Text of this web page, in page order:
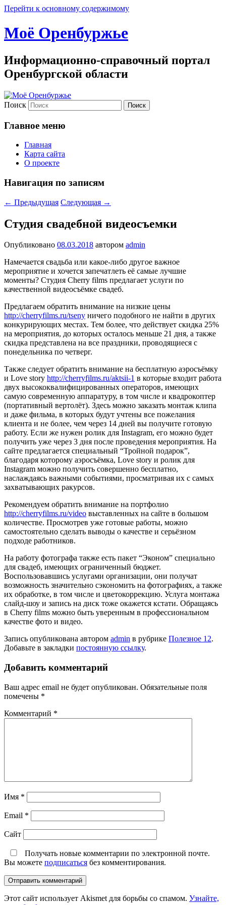
Перейти к основному содержимому
Моё Оренбуржье
Информационно-справочный портал
Оренбургской области
Поиск
Главное меню
Главная
Карта сайта
О проекте
Навигация по записям
← Предыдущая Следующая →
Студия свадебной видеосъемки
Опубликовано 08.03.2018 автором admin
Намечается свадьба или какое-либо другое важное
мероприятие и хочется запечатлеть её самые лучшие
моменты? Студия Cherry films предлагает услуги по
качественной видеосъёмке свадеб.
Предлагаем обратить внимание на низкие цены
http://cherryfilms.ru/tseny ничего подобного не найти в других
конкурирующих местах. Тем более, что действует скидка 25%
на мероприятия, до которых осталось меньше 21 дня, а также
скидка представлена на все праздники, проводящиеся с
понедельника по четверг.
Также следует обратить внимание на бесплатную аэросъёмку
и Love story http://cherryfilms.ru/aktsii-1 в которые входит работа
двух высококвалифицированных операторов, имеющих
самую современную аппаратуру, в том числе и квадрокоптер
(портативный вертолёт). Здесь можно заказать монтаж клипа
и даже фильма, в которых будут учтены все пожелания
клиента и не более, чем через 14 дней вы получите готовую
работу. Если же нужен ролик для Instagram, его можно будет
получить уже через 3 дня после проведения мероприятия. На
сайте предлагается специальный “Тройной подарок”,
благодаря которому аэросъёмка, Love story и ролик для
Instagram можно получить совершенно бесплатно,
наслаждаясь важными событиями, просматривая их с самых
захватывающих ракурсов.
Рекомендуем обратить внимание на портфолио
http://cherryfilms.ru/video выставленных на сайте в большом
количестве. Просмотрев уже готовые работы, можно
самостоятельно сделать выводы о качестве и серьёзном
подходе работников.
На работу фотографа также есть пакет “Эконом” специально
для свадеб, имеющих ограниченный бюджет.
Воспользовавшись услугами организации, они получат
возможность значительно сэкономить на фотографиях, а также
их обработке, в том числе и цветокоррекцию. Услуга монтажа
слайд-шоу и запись на диск тоже окажется кстати. Обращаясь
в Cherry films можно быть уверенным в профессиональном
качестве фото и видео.
Запись опубликована автором admin в рубрике Полезное 12.
Добавьте в закладки постоянную ссылку.
Добавить комментарий
Ваш адрес email не будет опубликован. Обязательные поля
помечены *
Комментарий *
Имя *
Email *
Сайт
Получать новые комментарии по электронной почте.
Вы можете подписаться без комментирования.
Этот сайт использует Akismet для борьбы со спамом. Узнайте,